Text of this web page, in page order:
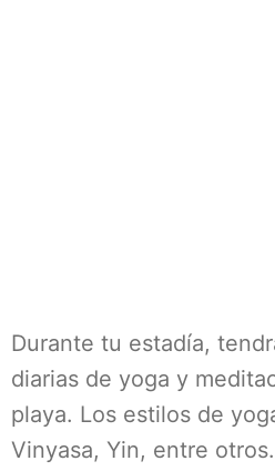
Durante tu estadía,
diarias de yoga y
playa. Los estilos de
Vinyasa, Yin, entre